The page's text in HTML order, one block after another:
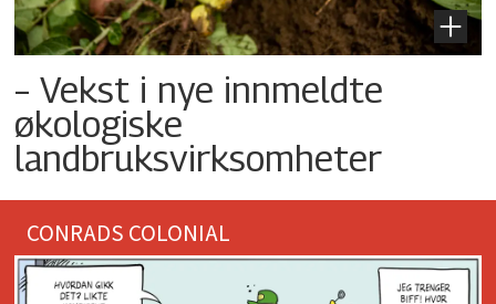
– Vekst i nye innmeldte
økologiske
landbruksvirksomheter
CONRADS COLONIAL